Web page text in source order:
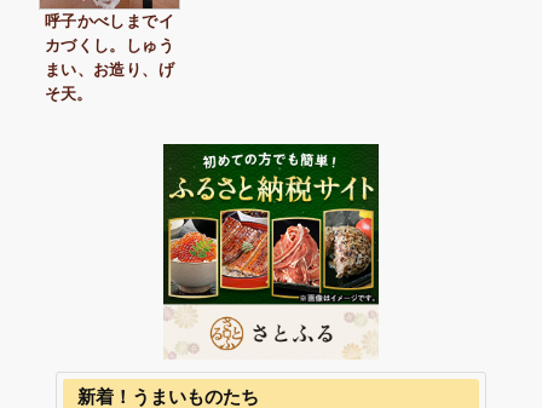
呼子かべしまでイ
カづくし。しゅう
まい、お造り、げ
そ天。
新着！うまいものたち